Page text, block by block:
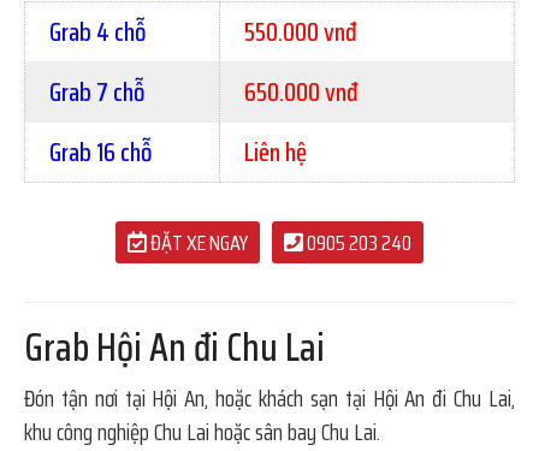
Grab 4 chỗ
550.000 vnđ
Grab 7 chỗ
650.000 vnđ
Grab 16 chỗ
Liên hệ
ĐẶT XE NGAY 0905 203 240
Grab Hội An đi Chu Lai
Đón tận nơi tại Hội An, hoặc khách sạn tại Hội An đi Chu Lai,
khu công nghiệp Chu Lai hoặc sân bay Chu Lai.